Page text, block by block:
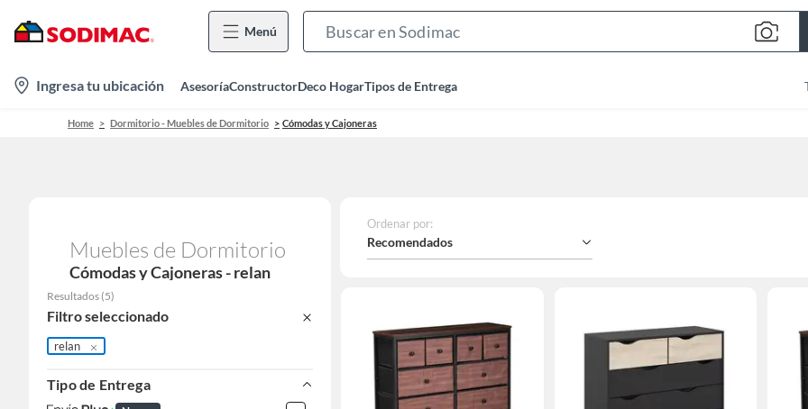
Menú
Bar
location-
icon
Ingresa tu ubicación AsesoríaConstructorDeco HogarTipos de Entrega
Home Dormitorio - Muebles de Dormitorio Cómodas y Cajoneras
Muebles de Dormitorio
Cómodas y Cajoneras - relan
Resultados (5)
Filtro seleccionado
relan
Tipo de Entrega
Ordenar por:
Recomendados